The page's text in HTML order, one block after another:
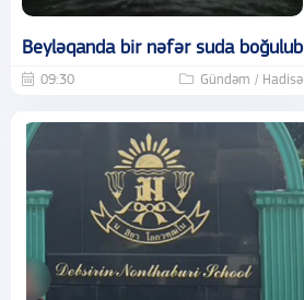
Beyləqanda bir nəfər suda boğulub
09:30 Gündəm / Hadisə